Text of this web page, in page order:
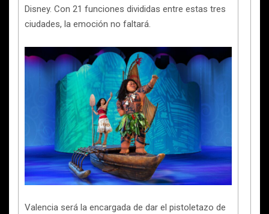
Disney. Con 21 funciones divididas entre estas tres
ciudades, la emoción no faltará.
Valencia será la encargada de dar el pistoletazo de